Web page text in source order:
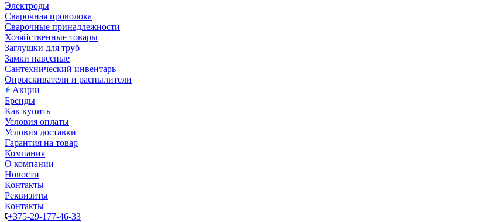
Электроды
Сварочная проволока
Сварочные принадлежности
Хозяйственные товары
Заглушки для труб
Замки навесные
Сантехнический инвентарь
Опрыскиватели и распылители
Акции
Бренды
Как купить
Условия оплаты
Условия доставки
Гарантия на товар
Компания
О компании
Новости
Контакты
Реквизиты
Контакты
+375-29-177-46-33